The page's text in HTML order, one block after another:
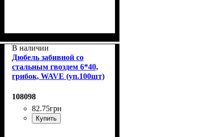
В наличии
Дюбель забивной со
стальным гвоздем 6*40,
грибок, WAVE (уп.100шт)
108098
82.75грн
Купить